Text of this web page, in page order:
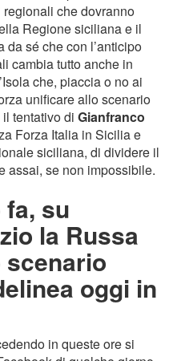
che dovranno
Regione siciliana e il
da sé che con l’anticipo
cambia tutto anche in
che, piaccia o no ai
unificare allo scenario
tentativo di Gianfranco
Forza Italia in Sicilia e
siciliana, di dividere il
assai, se non impossibile.
su
la Russa
oggi in
in queste ore si